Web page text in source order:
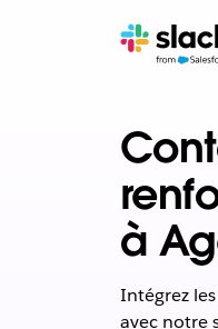
à
Intégrez
avec notre